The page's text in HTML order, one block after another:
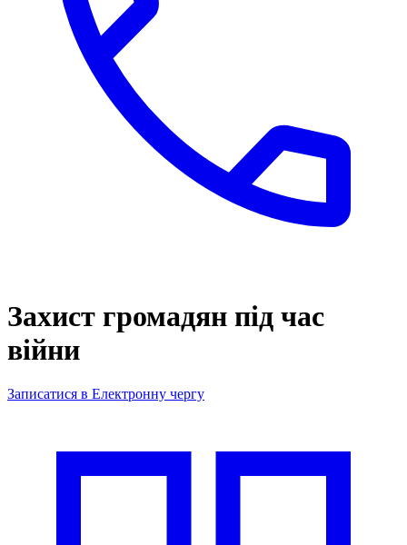
Захист громадян під час
війни
Записатися в Електронну чергу